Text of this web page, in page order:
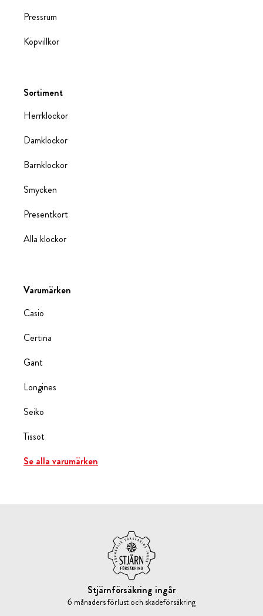
Pressrum
Köpvillkor
Sortiment
Herrklockor
Damklockor
Barnklockor
Smycken
Presentkort
Alla klockor
Varumärken
Casio
Certina
Gant
Longines
Seiko
Tissot
Se alla varumärken
Stjärnförsäkring ingår
6 månaders förlust och skadeförsäkring